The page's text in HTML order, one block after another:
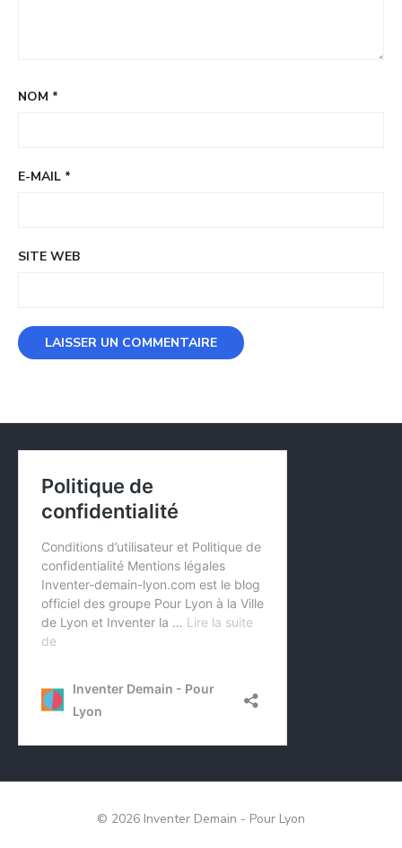
NOM *
E-MAIL *
SITE WEB
© 2026 Inventer Demain - Pour Lyon